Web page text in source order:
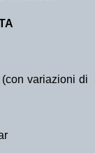
variazioni di